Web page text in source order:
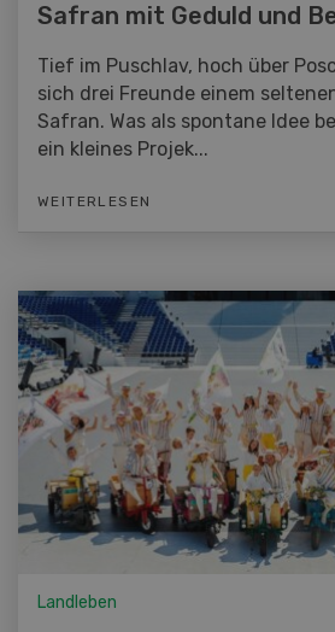
Safran mit Geduld und
Tief im Puschlav, hoch über
sich drei Freunde einem
Safran. Was als spontane Idee
ein kleines Projek...
WEITERLESEN
Landleben